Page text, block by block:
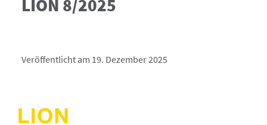
LION 8/2025
Veröffentlicht am 19. Dezember 2025